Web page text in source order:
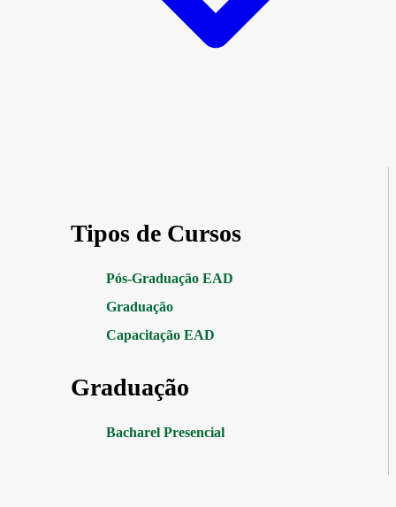
Tipos de Cursos
Pós-Graduação EAD
Graduação
Capacitação EAD
Graduação
Bacharel Presencial